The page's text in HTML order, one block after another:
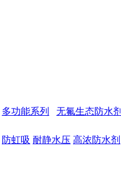
多功能系列 无氟生态防水剂
防虹吸 耐静水压 高浓防水剂